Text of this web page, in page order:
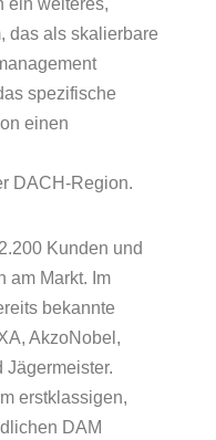
ein weiteres,
das als skalierbare
spezifische
einen
DACH-Region.
Kunden und
am Markt. Im
bekannte
AkzoNobel,
Jägermeister.
erstklassigen,
DAM